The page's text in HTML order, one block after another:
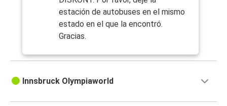
estación de autobuses en el mismo
estado en el que la encontró.
Gracias.
Innsbruck Olympiaworld